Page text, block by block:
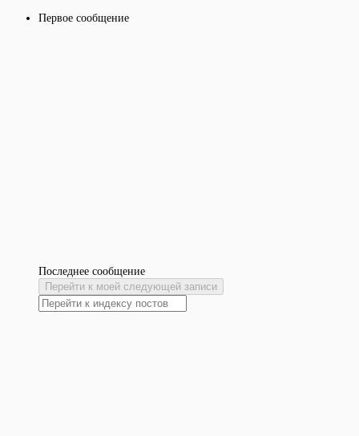
Первое сообщение
Последнее сообщение
Перейти к моей следующей записи